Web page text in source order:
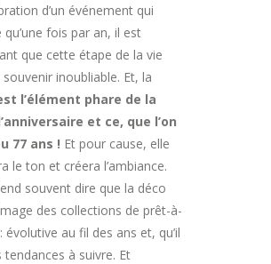
d’un événement qui
qu’une fois par an, il est
que cette étape de la vie
inoubliable. Et, la
l’élément phare de la
et ce, que l’on
77 ans ! Et pour cause, elle
le ton et créera l’ambiance.
souvent dire que la déco
des collections de prêt-à-
évolutive au fil des ans et, qu’il
tendances à suivre. Et